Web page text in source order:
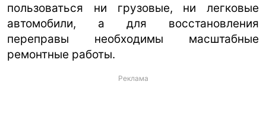
пользоваться ни грузовые, ни легковые
автомобили, а для восстановления
переправы необходимы масштабные
ремонтные работы.
Реклама